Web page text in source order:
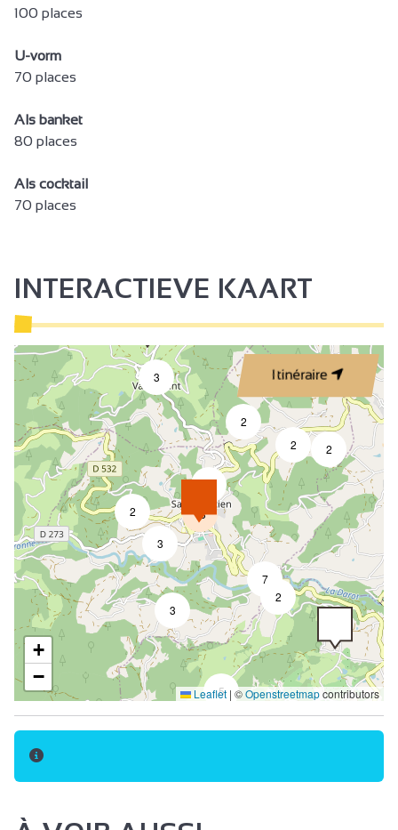
Verhuur zaal
Niet roken
Geluiddichte accommodatie
Gezinskamer
Slaapbank
Gezinssuite
Haardroger
Handdoekdroogrek
gratis prive gebruik internet
Televisie
Telefoon
Wifi Internet
Douche
Privé sanitair
Aparte WC
Receptiepersoneel gevoelig voor de ontvangst van
mensen met een handicap
Aanwezigheid van pictogrammen en / of
vereenvoudigde beelden
Slechthorende aangepaste diensten
Visueel alarm met flitslicht
Magnetische lus verkrijgbaar bij de receptie
Toegankelijk voor rolstoel zonder hulp
Iemand voor de plaats afzetten mogelijk
100 places
U-vorm
70 places
Als banket
80 places
Als cocktail
70 places
INTERACTIEVE KAART
Itinéraire
5
3
2
2
2
2
7
3
2
3
4
13
+
−
Leaflet | ©Openstreetmapcontributors